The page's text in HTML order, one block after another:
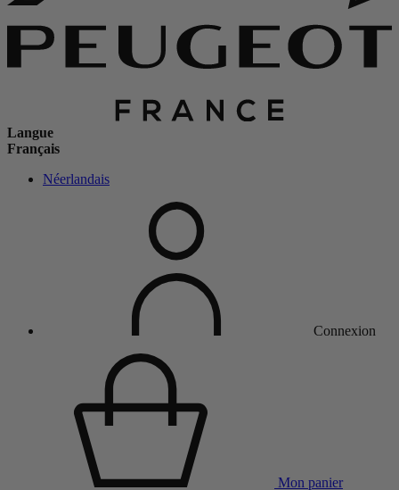
Langue
Français
Néerlandais
Connexion
Mon panier